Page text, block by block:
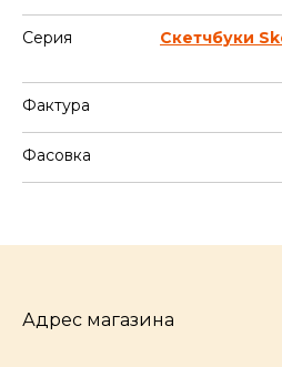
Серия
Скетчбуки
Фактура
Фасовка
Адрес магазина